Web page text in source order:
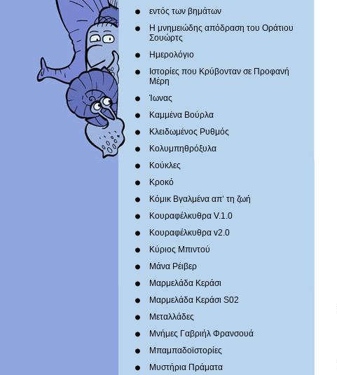
εντός των βημάτων
Η μνημειώδης απόδραση του Οράτιου
Σουώρτς
Ημερολόγιο
Ιστορίες που Κρύβονταν σε Προφανή
Μέρη
Ίωνας
Καμμένα Βούρλα
Κλειδωμένος Ρυθμός
Κολυμπηθρόξυλα
Κούκλες
Κροκό
Κόμικ Βγαλμένα απ’ τη ζωή
Κουραφέλκυθρα V.1.0
Κουραφέλκυθρα v2.0
Κύριος Μπιντού
Μάνα Ρέιβερ
Μαρμελάδα Κεράσι
Μαρμελάδα Κεράσι S02
Μεταλλάδες
Mνήμες Γαβριήλ Φρανσουά
Μπαμπαδοϊστορίες
Μυστήρια Πράματα